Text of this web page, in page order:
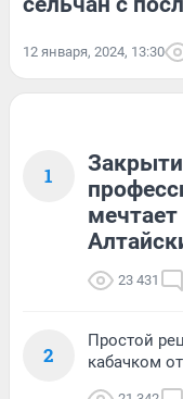
12 января, 2024, 13:30
1
23 431
2
Простой
кабачком